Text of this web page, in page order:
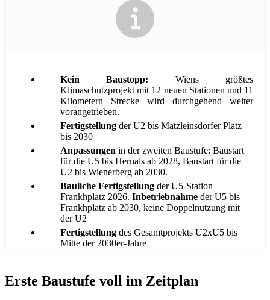
Kein Baustopp: Wiens größtes
Klimaschutzprojekt mit 12 neuen Stationen und 11
Kilometern Strecke wird durchgehend weiter
vorangetrieben.
Fertigstellung der U2 bis Matzleinsdorfer Platz
bis 2030
Anpassungen in der zweiten Baustufe: Baustart
für die U5 bis Hernals ab 2028, Baustart für die
U2 bis Wienerberg ab 2030.
Bauliche Fertigstellung der U5-Station
Frankhplatz 2026. Inbetriebnahme der U5 bis
Frankhplatz ab 2030, keine Doppelnutzung mit
der U2
Fertigstellung des Gesamtprojekts U2xU5 bis
Mitte der 2030er-Jahre
Erste Baustufe voll im Zeitplan